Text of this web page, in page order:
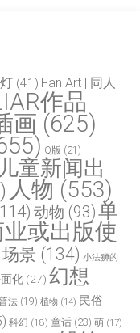
(41) Fan Art | 同人
作品
画 (625)
Q版 (21)
童新闻出
人物 (553)
动物 (93)单
或出版使
场景 (134) 小法狮的
化 (27) 幻想
法 (19) 植物 (14) 民俗
科幻 (18) 童话 (23) 萌 (17)